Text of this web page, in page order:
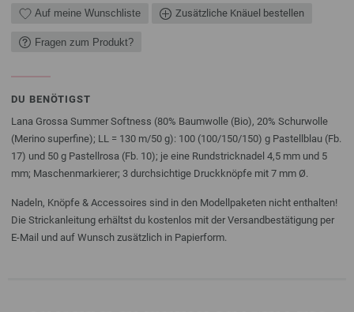
Auf meine Wunschliste Zusätzliche Knäuel bestellen
Fragen zum Produkt?
DU BENÖTIGST
Lana Grossa Summer Softness (80% Baumwolle (Bio), 20% Schurwolle
(Merino superfine); LL = 130 m/50 g): 100 (100/150/150) g Pastellblau (Fb.
17) und 50 g Pastellrosa (Fb. 10); je eine Rundstricknadel 4,5 mm und 5
mm; Maschenmarkierer; 3 durchsichtige Druckknöpfe mit 7 mm Ø.
Nadeln, Knöpfe & Accessoires sind in den Modellpaketen nicht enthalten!
Die Strickanleitung erhältst du kostenlos mit der Versandbestätigung per
E-Mail und auf Wunsch zusätzlich in Papierform.